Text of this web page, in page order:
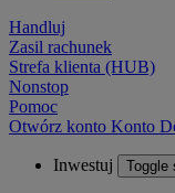
Handluj
Zasil rachunek
Strefa klienta (HUB)
Nonstop
Pomoc
Otwórz konto Konto
Inwestuj Toggle